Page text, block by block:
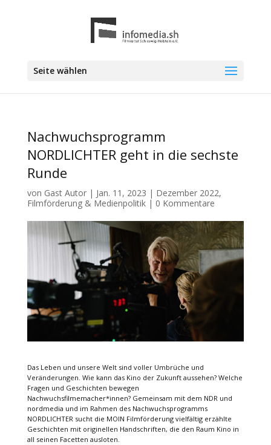
Seite wählen
Nachwuchsprogramm
NORDLICHTER geht in die sechste
Runde
von Gast Autor| Jan. 11, 2023 | Dezember 2022,
Filmförderung & Medienpolitik| 0 Kommentare
Das Leben und unsere Welt sind voller Umbrüche und
Veränderungen. Wie kann das Kino der Zukunft aussehen? Welche
Fragen und Geschichten bewegen
Nachwuchsfilmemacher*innen? Gemeinsam mit dem NDR und
nordmedia und im Rahmen des Nachwuchsprogramms
NORDLICHTER sucht die MOIN Filmförderung vielfältig erzählte
Geschichten mit originellen Handschriften, die den Raum Kino in
all seinen Facetten ausloten.